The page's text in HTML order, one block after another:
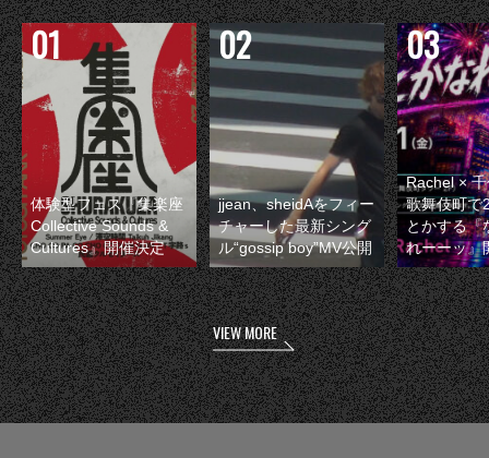
体験型フェス『集楽座
Collective Sounds &
Cultures』開催決定
jjean、sheidAをフィー
チャーした最新シング
ル“gossip boy”MV公開
Rachel ×
歌舞伎町で
とかする『
れーーッ』
VIEW MORE